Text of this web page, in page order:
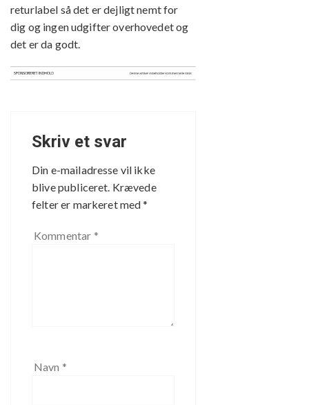
returlabel så det er dejligt nemt for
dig og ingen udgifter overhovedet og
det er da godt.
Skriv et svar
Din e-mailadresse vil ikke
blive publiceret. Krævede
felter er markeret med*
Kommentar *
Navn *